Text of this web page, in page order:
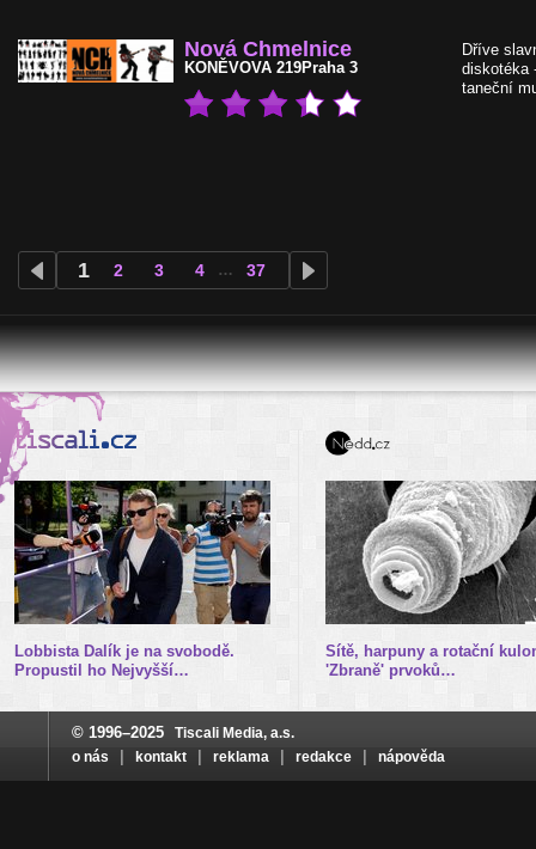
Nová Chmelnice
KONĚVOVA 219Praha 3
Dříve
diskotéka
taneční
1 2 3 4 … 37
Lobbista Dalík je na svobodě.
Propustil ho Nejvyšší…
Sítě, harpuny a rotační
'Zbraně' prvoků…
© 1996–2025
Tiscali Media, a.s.
o nás
kontakt reklama redakce nápověda